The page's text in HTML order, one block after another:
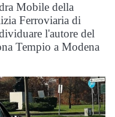
Mobile della
Ferroviaria di
l'autore del
Tempio a Modena